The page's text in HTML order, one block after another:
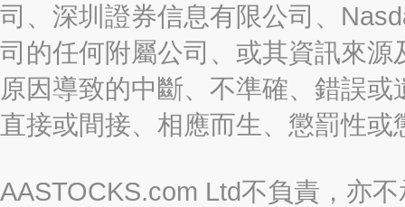
司、深圳證券信息有限公司、
司的任何附屬公司、或其資訊來
原因導致的中斷、不準確、錯誤
直接或間接、相應而生、懲罰性
AASTOCKS.com Ltd不負責，亦